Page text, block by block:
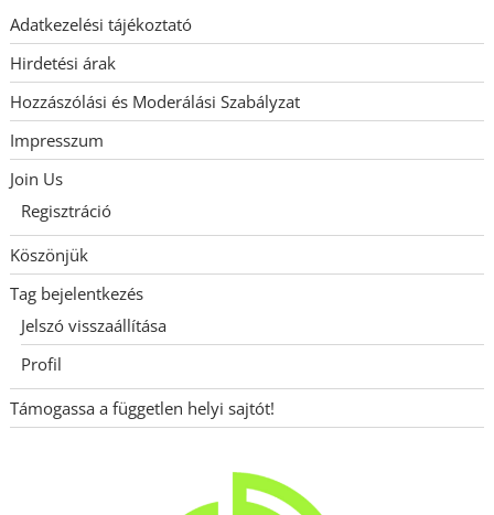
Adatkezelési tájékoztató
Hirdetési árak
Hozzászólási és Moderálási Szabályzat
Impresszum
Join Us
Regisztráció
Köszönjük
Tag bejelentkezés
Jelszó visszaállítása
Profil
Támogassa a független helyi sajtót!